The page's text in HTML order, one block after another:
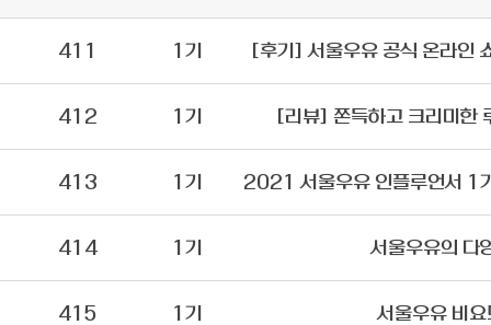
411 1기 [후기] 서울우유 공식 온라인
412 1기 [리뷰] 쫀득하고 크리미한
413 1기
414 1기 서울우유의 다
415 1기 서울우유 비